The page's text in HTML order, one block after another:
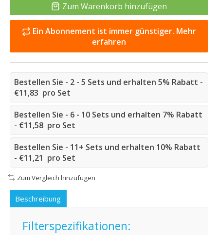
Zum Warenkorb hinzufügen
Ein Abonnement ist immer günstiger. Mehr
erfahren
Bestellen Sie - 2 - 5 Sets und erhalten 5% Rabatt -
€11,83 pro Set
Bestellen Sie - 6 - 10 Sets und erhalten 7% Rabatt
- €11,58 pro Set
Bestellen Sie - 11+ Sets und erhalten 10% Rabatt
- €11,21 pro Set
Zum Vergleich hinzufügen
Beschreibung
Filterspezifikationen: